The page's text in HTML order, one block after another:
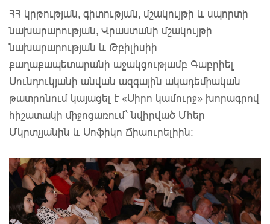
ՀՀ կրթության, գիտության, մշակույթի և սպորտի
նախարարության, Վրաստանի մշակույթի
նախարարության և Թբիլիսիի
քաղաքապետարանի աջակցությամբ Գաբրիել
Սունդուկյանի անվան ազգային ակադեմիական
թատրոնում կայացել է «Սիրո կամուրջ» խորագրով
հիշատակի միջոցառում՝ նվիրված Մհեր
Մկրտչյանին և Սոֆիկո Ճիաուրելիին: